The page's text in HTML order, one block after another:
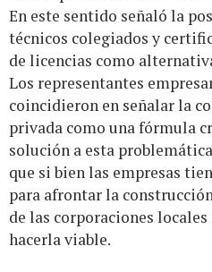
En este sentido señaló la
técnicos colegiados y
de licencias como
Los representantes
coincidieron en señalar la
privada como una fórmula
solución a esta
que si bien las empresas
para afrontar la
de las corporaciones
hacerla viable.